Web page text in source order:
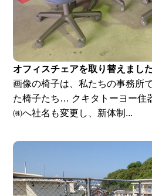
オフィスチェアを取り替えまし
画像の椅子は、私たちの事務所
た椅子たち… クキタトーヨー
㈱へ社名も変更し、新体制...